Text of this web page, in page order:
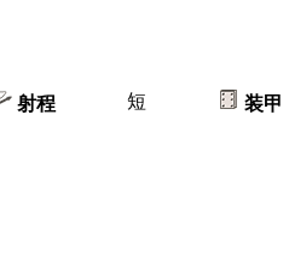
射程 短 装甲